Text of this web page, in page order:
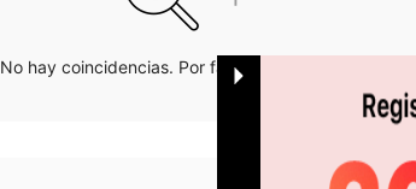
No hay coincidencias. Por favor inténtalo de nuevo.